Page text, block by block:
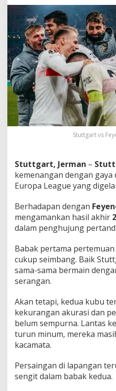
P
e
n
g
h
u
j
u
n
g
L
a
a
!
Stuttgart vs
Stuttgart, Jerman –
kemenangan dengan gaya
Europa League yang
Berhadapan dengan
mengamankan hasil akhir
dalam penghujung
Babak pertama
cukup seimbang. Baik
sama-sama bermain
serangan.
Akan tetapi, kedua kubu
kekurangan akurasi dan
belum sempurna. Lantas
turun minum, mereka
kacamata.
Persaingan di lapangan
sengit dalam babak kedua.